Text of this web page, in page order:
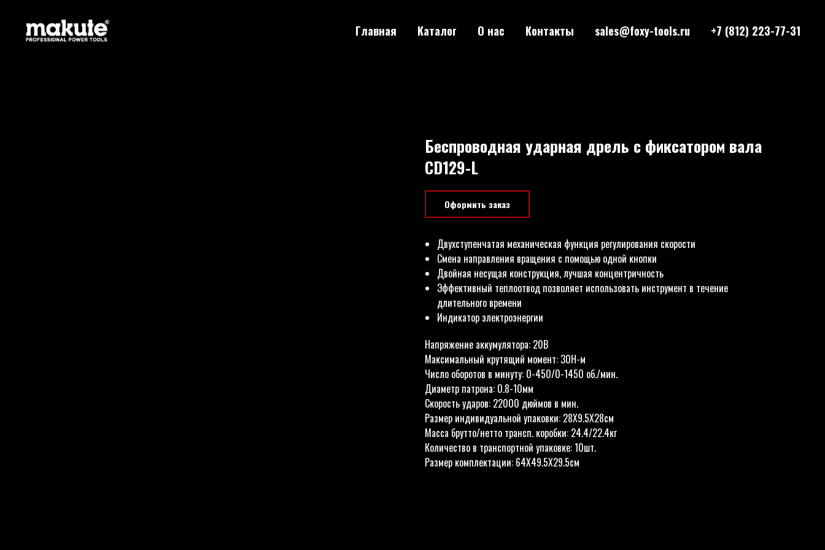
Главная Каталог О нас Контакты sales@foxy-tools.ru +7 (812) 223-77-31
Беспроводная ударная дрель с фиксатором вала
CD129-L
Оформить заказ
Двухступенчатая механическая функция регулирования скорости
Смена направления вращения с помощью одной кнопки
Двойная несущая конструкция, лучшая концентричность
Эффективный теплоотвод позволяет использовать инструмент в течение
длительного времени
Индикатор электроэнергии
Напряжение аккумулятора: 20В
Максимальный крутящий момент: 30Н-м
Число оборотов в минуту: 0-450/0-1450 об./мин.
Диаметр патрона: 0.8-10мм
Скорость ударов: 22000 дюймов в мин.
Размер индивидуальной упаковки: 28X9.5X28см
Масса брутто/нетто трансп. коробки: 24.4/22.4кг
Количество в транспортной упаковке: 10шт.
Размер комплектации: 64X49.5X29.5см